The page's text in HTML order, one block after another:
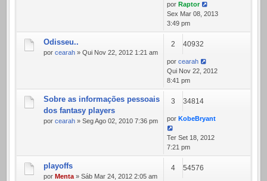
por Raptor
Sex Mar 08, 2013
3:49 pm
Odisseu..
por cearah » Qui Nov 22, 2012 1:21 am
2 40932
por cearah
Qui Nov 22, 2012
8:41 pm
Sobre as informações pessoais
dos fantasy players
por cearah » Seg Ago 02, 2010 7:36 pm
3 34814
por KobeBryant
Ter Set 18, 2012
7:21 pm
playoffs
por Menta » Sáb Mar 24, 2012 2:05 am
4 54576